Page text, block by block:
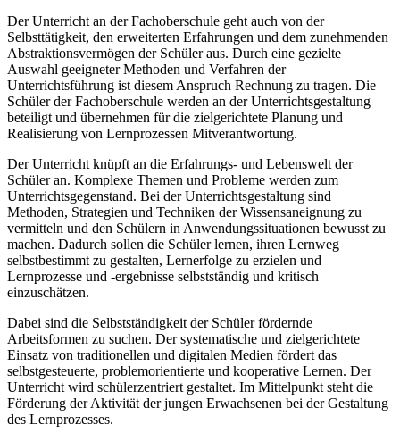
Der Unterricht an der Fachoberschule geht auch von der
Selbsttätigkeit, den erweiterten Erfahrungen und dem zunehmenden
Abstraktionsvermögen der Schüler aus. Durch eine gezielte
Auswahl geeigneter Methoden und Verfahren der
Unterrichtsführung ist diesem Anspruch Rechnung zu tragen. Die
Schüler der Fachoberschule werden an der Unterrichtsgestaltung
beteiligt und übernehmen für die zielgerichtete Planung und
Realisierung von Lernprozessen Mitverantwortung.
Der Unterricht knüpft an die Erfahrungs- und Lebenswelt der
Schüler an. Komplexe Themen und Probleme werden zum
Unterrichtsgegenstand. Bei der Unterrichtsgestaltung sind
Methoden, Strategien und Techniken der Wissensaneignung zu
vermitteln und den Schülern in Anwendungssituationen bewusst zu
machen. Dadurch sollen die Schüler lernen, ihren Lernweg
selbstbestimmt zu gestalten, Lernerfolge zu erzielen und
Lernprozesse und -ergebnisse selbstständig und kritisch
einzuschätzen.
Dabei sind die Selbstständigkeit der Schüler fördernde
Arbeitsformen zu suchen. Der systematische und zielgerichtete
Einsatz von traditionellen und digitalen Medien fördert das
selbstgesteuerte, problemorientierte und kooperative Lernen. Der
Unterricht wird schülerzentriert gestaltet. Im Mittelpunkt steht die
Förderung der Aktivität der jungen Erwachsenen bei der Gestaltung
des Lernprozesses.